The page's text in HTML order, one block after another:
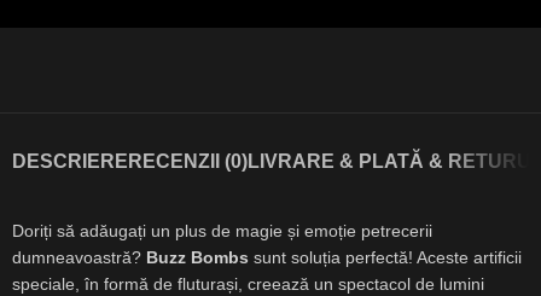
DESCRIERE RECENZII (0)LIVRARE & PLATĂ &
Doriți să adăugați un plus de magie și emoție petrecerii
dumneavoastră? Buzz Bombs sunt soluția perfectă! Aceste artificii
speciale, în formă de fluturași, creează un spectacol de lumini